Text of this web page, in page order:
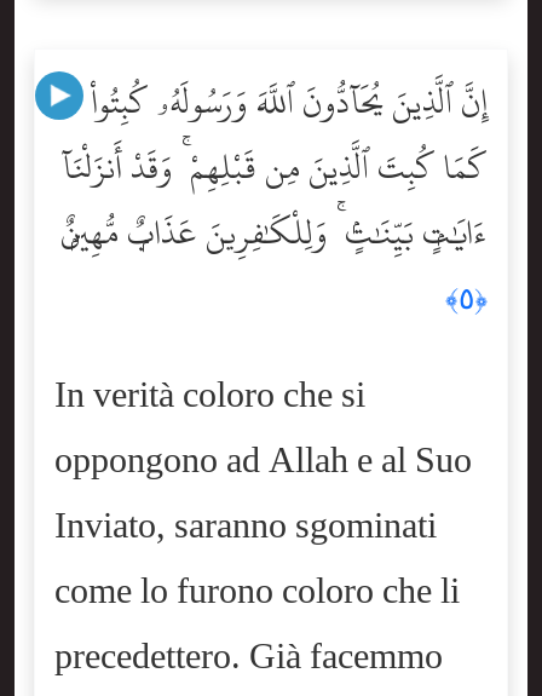
إِنَّ ٱلَّذِينَ يُحَآدُّونَ ٱللَّهَ وَرَسُولَهُۥ كُبِتُواْ
كَمَا كُبِتَ ٱلَّذِينَ مِن قَبْلِهِمْ ۚ وَقَدْ أَنزَلْنَآ
ءَايَٰتٍۭ بَيِّنَٰتٍۢ ۚ وَلِلْكَٰفِرِينَ عَذَابٌۭ مُّهِينٌۭ
﴿٥﴾
In verità coloro che si
oppongono ad Allah e al Suo
Inviato, saranno sgominati
come lo furono coloro che li
precedettero. Già facemmo